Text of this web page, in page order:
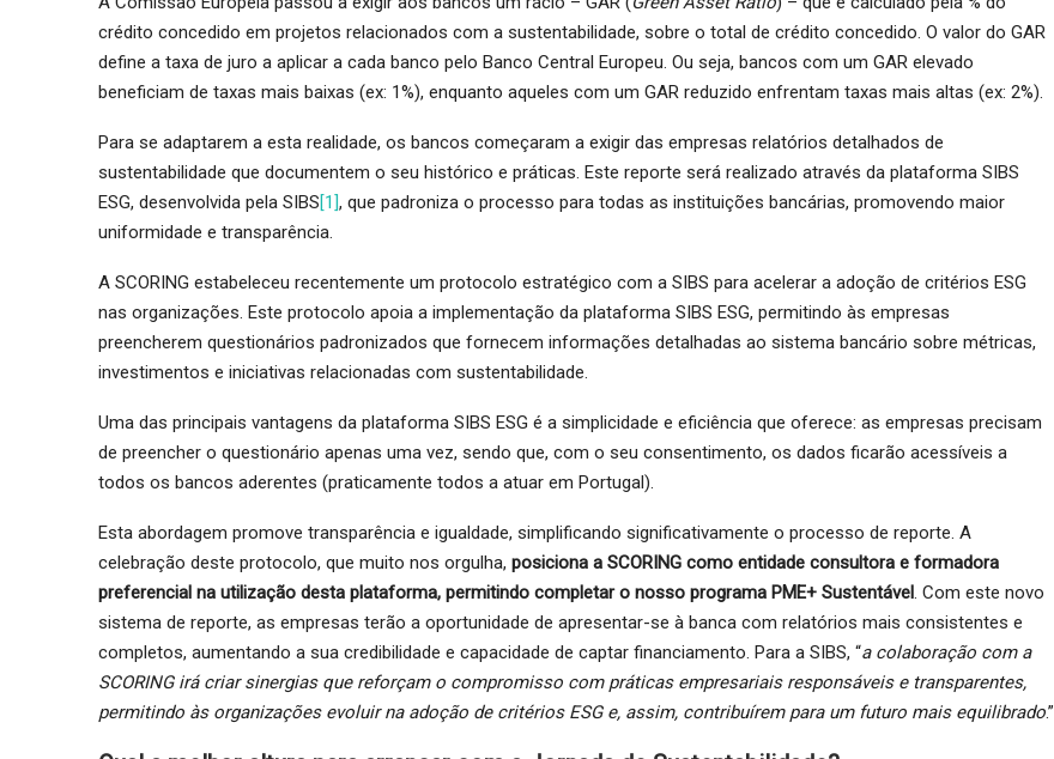
crédito concedido em projetos relacionados com a sustentabilidade, sobre o total de crédito concedido. O valor do GAR
define a taxa de juro a aplicar a cada banco pelo Banco Central Europeu. Ou seja, bancos com um GAR elevado
beneficiam de taxas mais baixas (ex: 1%), enquanto aqueles com um GAR reduzido enfrentam taxas mais altas (ex: 2%).
Para se adaptarem a esta realidade, os bancos começaram a exigir das empresas relatórios detalhados de
sustentabilidade que documentem o seu histórico e práticas. Este reporte será realizado através da plataforma SIBS
ESG, desenvolvida pela SIBS[1], que padroniza o processo para todas as instituições bancárias, promovendo maior
uniformidade e transparência.
A SCORING estabeleceu recentemente um protocolo estratégico com a SIBS para acelerar a adoção de critérios ESG
nas organizações. Este protocolo apoia a implementação da plataforma SIBS ESG, permitindo às empresas
preencherem questionários padronizados que fornecem informações detalhadas ao sistema bancário sobre métricas,
investimentos e iniciativas relacionadas com sustentabilidade.
Uma das principais vantagens da plataforma SIBS ESG é a simplicidade e eficiência que oferece: as empresas precisam
de preencher o questionário apenas uma vez, sendo que, com o seu consentimento, os dados ficarão acessíveis a
todos os bancos aderentes (praticamente todos a atuar em Portugal).
Esta abordagem promove transparência e igualdade, simplificando significativamente o processo de reporte. A
celebração deste protocolo, que muito nos orgulha, posiciona a SCORING como entidade consultora e formadora
preferencial na utilização desta plataforma, permitindo completar o nosso programa PME+ Sustentável. Com este novo
sistema de reporte, as empresas terão a oportunidade de apresentar-se à banca com relatórios mais consistentes e
completos, aumentando a sua credibilidade e capacidade de captar financiamento. Para a SIBS, “a colaboração com a
SCORING irá criar sinergias que reforçam o compromisso com práticas empresariais responsáveis e transparentes,
permitindo às organizações evoluir na adoção de critérios ESG e, assim, contribuírem para um futuro mais equilibrado.”